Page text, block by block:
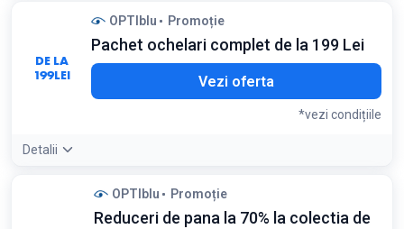
DE LA
199LEI
OPTIblu Promoție
Pachet ochelari complet de la 199 Lei
Vezi oferta
*vezi condițiile
Detalii
Detaliile ofertei: Pachetul include rama, lentilele cu
tratament și montajul, oferind cea mai bună valoare pentru
OPTIblu Promoție
Reduceri de pana la 70% la colectia de